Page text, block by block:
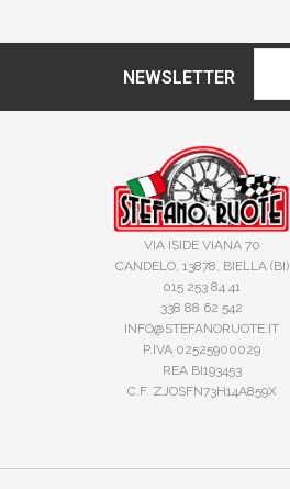
NEWSLETTER
VIA ISIDE VIANA 70
CANDELO, 13878, BIELLA (BI)
015 253 84 41
338 88 62 542
INFO@STEFANORUOTE.IT
P.IVA 02525900029
REA BI193453
C.F. ZJOSFN73H14A859X